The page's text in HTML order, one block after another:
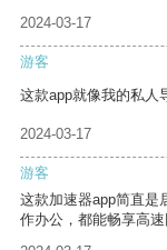
2024-03-17
游客
这款app就像我的私人
2024-03-17
游客
这款加速器app简直是
作办公，都能畅享高